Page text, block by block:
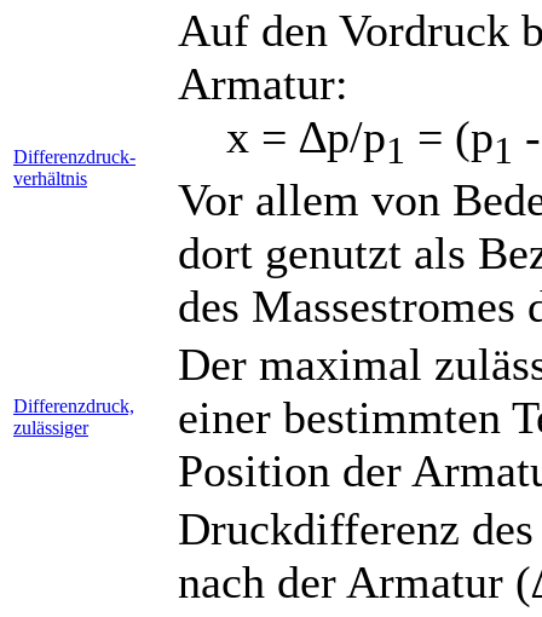
Differenzdruck-
verhältnis
Auf den Vordruck
Armatur:
x = ∆p/p1 = (p1
Vor allem von
dort genutzt als
des
Differenzdruck,
zulässiger
Der maximal
einer bestimmten
Position der
Druckdifferenz
nach der Armatur